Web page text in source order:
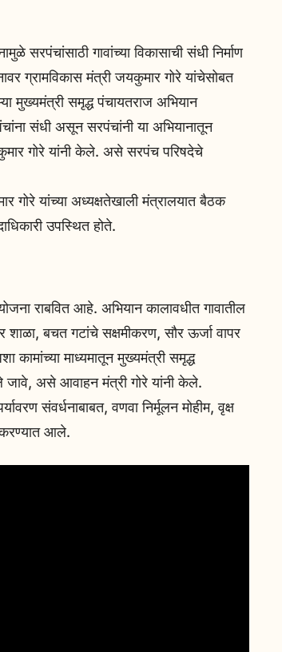
सरपंचांसाठी गावांच्या विकासाची संधी निर्माण
ग्रामविकास मंत्री जयकुमार गोरे यांचेसोबत
मुख्यमंत्री समृद्ध पंचायतराज अभियान
संधी असून सरपंचांनी या अभियानातून
गोरे यांनी केले. असे सरपंच परिषदेचे
गोरे यांच्या अध्यक्षतेखाली मंत्रालयात बैठक
उपस्थित होते.
राबवित आहे. अभियान कालावधीत गावातील
बचत गटांचे सक्षमीकरण, सौर ऊर्जा वापर
कामांच्या माध्यमातून मुख्यमंत्री समृद्ध
जावे, असे आवाहन मंत्री गोरे यांनी केले.
संवर्धनाबाबत, वणवा निर्मूलन मोहीम, वृक्ष
आले.